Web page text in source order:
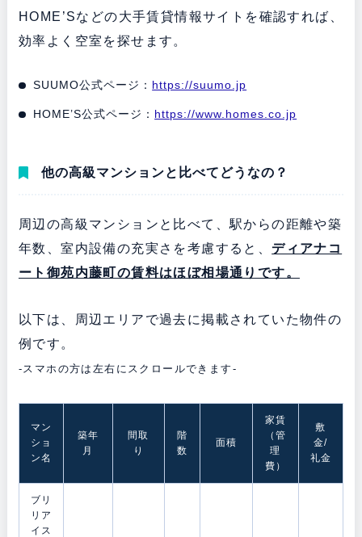
HOME’Sなどの大手賃貸情報サイトを確認すれば、
効率よく空室を探せます。
SUUMO公式ページ： https://suumo.jp
HOME’S公式ページ： https://www.homes.co.jp
他の高級マンションと比べてどうなの？
周辺の高級マンションと比べて、駅からの距離や築
年数、室内設備の充実さを考慮すると、 ディアナコ
ート御苑内藤町の賃料はほぼ相場通りです。
以下は、周辺エリアで過去に掲載されていた物件の
例です。
-スマホの方は左右にスクロールできます-
マン
ショ
ン名
築年
月
間取
り
階
数
面積
家賃
（管
理
費）
敷
金/
礼金
ブリ
リア
イス